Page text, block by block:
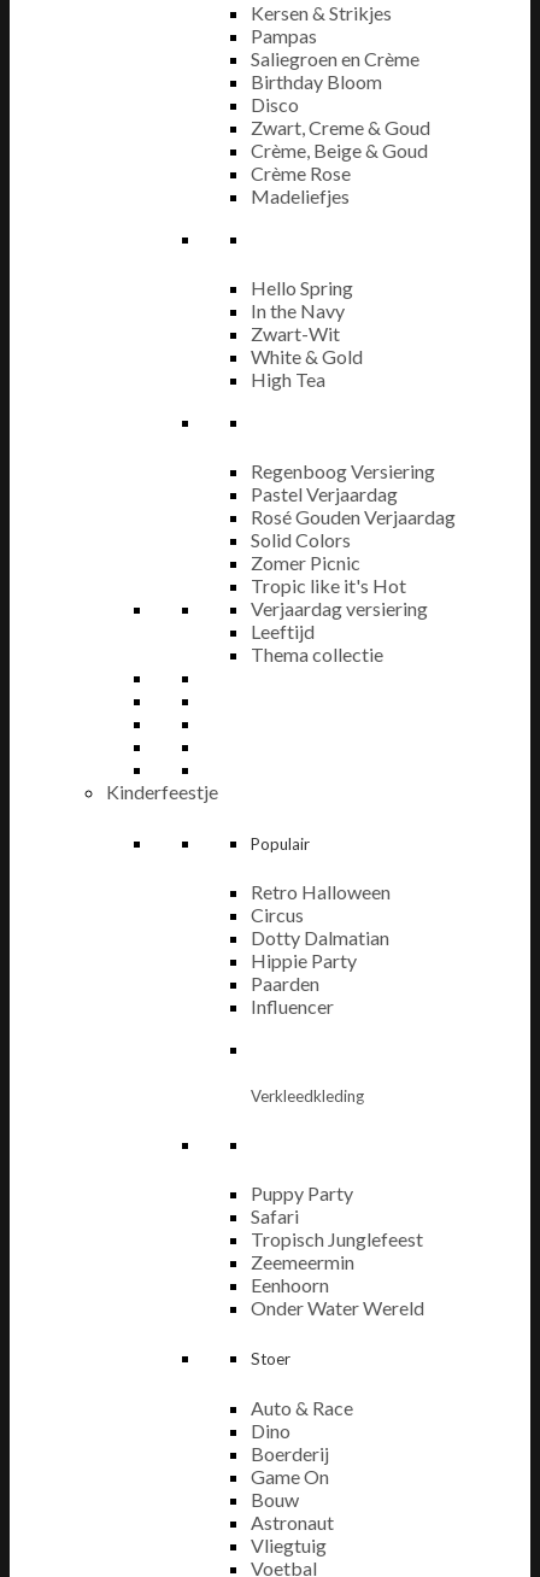
Kersen & Strikjes
Pampas
Saliegroen en Crème
Birthday Bloom
Disco
Zwart, Creme & Goud
Crème, Beige & Goud
Crème Rose
Madeliefjes
Hello Spring
In the Navy
Zwart-Wit
White & Gold
High Tea
Regenboog Versiering
Pastel Verjaardag
Rosé Gouden Verjaardag
Solid Colors
Zomer Picnic
Tropic like it's Hot
Verjaardag versiering
Leeftijd
Thema collectie
Kinderfeestje
Populair
Retro Halloween
Circus
Dotty Dalmatian
Hippie Party
Paarden
Influencer
Verkleedkleding
Puppy Party
Safari
Tropisch Junglefeest
Zeemeermin
Eenhoorn
Onder Water Wereld
Stoer
Auto & Race
Dino
Boerderij
Game On
Bouw
Astronaut
Vliegtuig
Voetbal